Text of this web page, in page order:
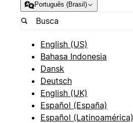
Português (Brasil)
English (US)
Bahasa Indonesia
Dansk
Deutsch
English (UK)
Español (España)
Español (Latinoamérica)